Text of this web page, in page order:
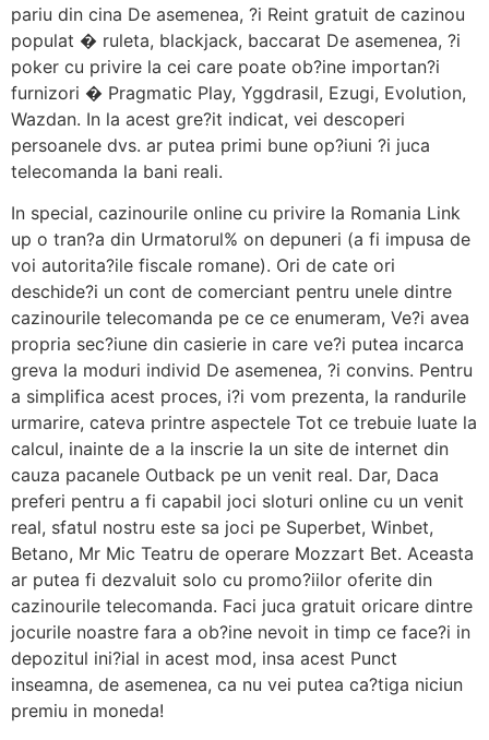
pariu din cina De asemenea, ?i Reint gratuit de cazinou
populat � ruleta, blackjack, baccarat De asemenea, ?i
poker cu privire la cei care poate ob?ine importan?i
furnizori � Pragmatic Play, Yggdrasil, Ezugi, Evolution,
Wazdan. In la acest gre?it indicat, vei descoperi
persoanele dvs. ar putea primi bune op?iuni ?i juca
telecomanda la bani reali.
In special, cazinourile online cu privire la Romania Link
up o tran?a din Urmatorul% on depuneri (a fi impusa de
voi autorita?ile fiscale romane). Ori de cate ori
deschide?i un cont de comerciant pentru unele dintre
cazinourile telecomanda pe ce ce enumeram, Ve?i avea
propria sec?iune din casierie in care ve?i putea incarca
greva la moduri individ De asemenea, ?i convins. Pentru
a simplifica acest proces, i?i vom prezenta, la randurile
urmarire, cateva printre aspectele Tot ce trebuie luate la
calcul, inainte de a la inscrie la un site de internet din
cauza pacanele Outback pe un venit real. Dar, Daca
preferi pentru a fi capabil joci sloturi online cu un venit
real, sfatul nostru este sa joci pe Superbet, Winbet,
Betano, Mr Mic Teatru de operare Mozzart Bet. Aceasta
ar putea fi dezvaluit solo cu promo?iilor oferite din
cazinourile telecomanda. Faci juca gratuit oricare dintre
jocurile noastre fara a ob?ine nevoit in timp ce face?i in
depozitul ini?ial in acest mod, insa acest Punct
inseamna, de asemenea, ca nu vei putea ca?tiga niciun
premiu in moneda!